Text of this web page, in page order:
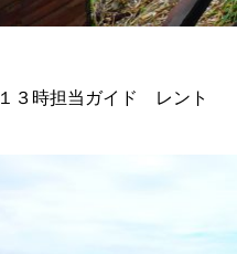
１３時担当ガイド レント